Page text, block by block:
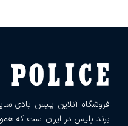
فروشگاه آنلاین پلیس بادی
برند پلیس در ایران است که